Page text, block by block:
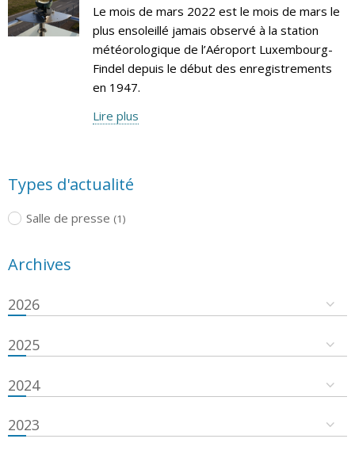
Le mois de mars 2022 est le mois de mars le
plus ensoleillé jamais observé à la station
météorologique de l’Aéroport Luxembourg-
Findel depuis le début des enregistrements
en 1947.
Lire plus
Types d'actualité
Salle de presse (1)
Archives
2026
2025
2024
2023